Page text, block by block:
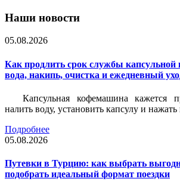
Наши новости
05.08.2026
Как продлить срок службы
вода, накипь, очистка и ежедневный
Капсульная кофемашина кажется
налить воду, установить капсулу и
Подробнее
05.08.2026
Путевки в Турцию: как выбрать
подобрать идеальный формат поездки